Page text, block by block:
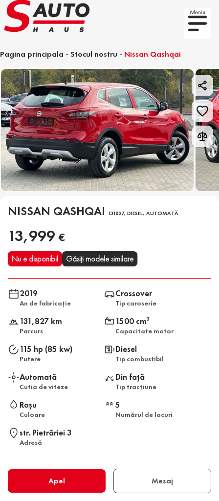
Meniu
Pagina principala - Stocul nostru - Nissan Qashqai
NISSAN QASHQAI 131827, DIESEL, AUTOMATĂ
13,999 €
Nu e disponibil Găsiți modele similare
2019
An de fabricație
Crossover
Tip caroserie
131,827 km
Parcurs
1500 cm3
Capacitate motor
115 hp (85 kw)
Putere
Diesel
Tip combustibil
Automată
Cutia de viteze
Din față
Tip tracțiune
Roșu
Culoare
5
Numărul de locuri
str. Pietrăriei 3
Adresă
Apel Mesaj